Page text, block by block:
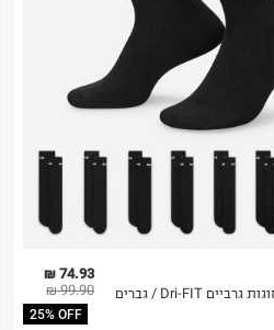
74.93 ₪
99.90 ₪
25% OFF